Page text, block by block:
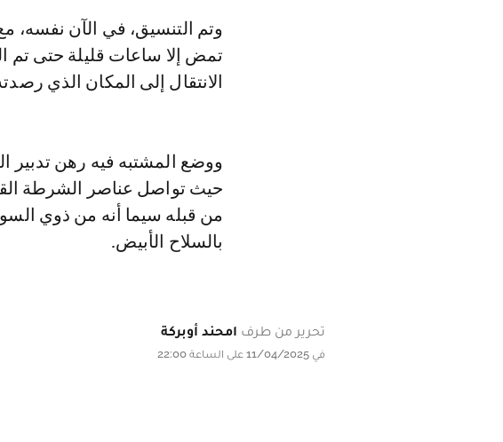
وتم التنسيق، في الآن نفسه،
تمض إلا ساعات قليلة حتى تم
الانتقال إلى المكان الذي
ووضع المشتبه فيه رهن تدبير
حيث تواصل عناصر الشرطة
من قبله سيما أنه من ذوي
بالسلاح الأبيض.
تحرير من طرف امحند أوبركة
في 11/04/2025 على الساعة 22:00